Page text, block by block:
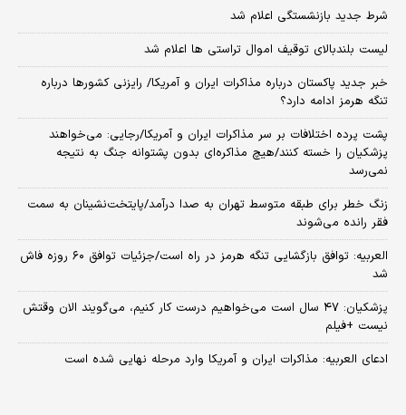
شرط جدید بازنشستگی اعلام شد
لیست بلندبالای توقیف اموال تراستی ها اعلام شد
خبر جدید پاکستان درباره مذاکرات ایران و آمریکا/ رایزنی کشورها درباره
تنگه هرمز ادامه دارد؟
پشت پرده اختلافات بر سر مذاکرات ایران و آمریکا/رجایی: می‌خواهند
پزشکیان را خسته کنند/هیچ مذاکره‌ای بدون پشتوانه جنگ به نتیجه
نمی‌رسد
زنگ خطر برای طبقه متوسط تهران به صدا درآمد/پایتخت‌نشینان به سمت
فقر رانده می‌شوند
العربیه: توافق بازگشایی تنگه هرمز در راه است/جزئیات توافق ۶۰ روزه فاش
شد
پزشکیان: ۴۷ سال است می‌خواهیم درست کار کنیم، می‌گویند الان وقتش
نیست +فیلم
ادعای العربیه: مذاکرات ایران و آمریکا وارد مرحله نهایی شده است